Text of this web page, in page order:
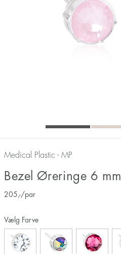
Medical Plastic - MP
Bezel Øreringe 6 mm
205 ,-/par
Vælg Farve